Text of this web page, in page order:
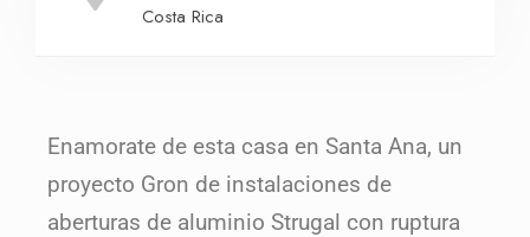
Costa Rica
Enamorate de esta casa en Santa Ana, un
proyecto Gron de instalaciones de
aberturas de aluminio Strugal con ruptura